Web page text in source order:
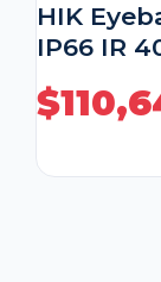
HIK
IP66 IR
$